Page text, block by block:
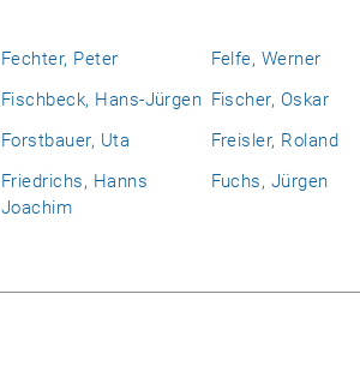
Fechter, Peter
Felfe, Werner
Fischbeck, Hans-Jürgen Fischer, Oskar
Forstbauer, Uta
Freisler, Roland
Friedrichs, Hanns
Joachim
Fuchs, Jürgen